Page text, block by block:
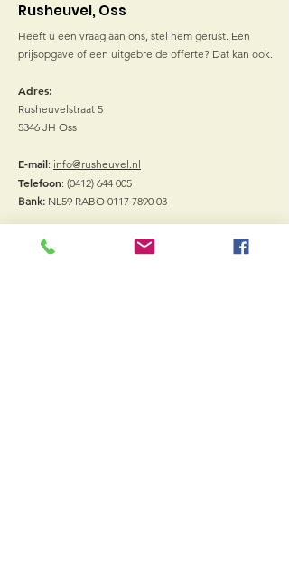
Rusheuvel, Oss
Heeft u een vraag aan ons, stel hem gerust. Een
prijsopgave of een uitgebreide offerte? Dat kan ook.
Adres:
Rusheuvelstraat 5
5346 JH Oss
E-mail: info@rusheuvel.nl
Telefoon: (0412) 644 005
Bank: NL59 RABO 0117 7890 03
Vacatures